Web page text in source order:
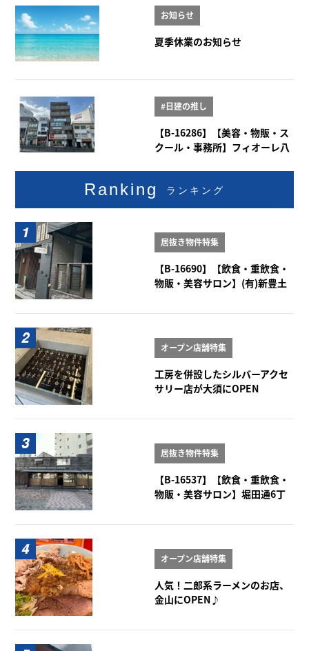
お知らせ
夏季休業のお知らせ
#日建の推し
【B-16286】【美容・物販・ス
クール・事務所】フィオーレ八
Ranking ランキング
居抜き物件特集
【B-16690】【飲食・重飲食・
物販・美容サロン】(有)新豊土
オープン店舗特集
工房を併設したシルバーアクセ
サリー店が大須にOPEN
居抜き物件特集
【B-16537】【飲食・重飲食・
物販・美容サロン】堀田通6丁
オープン店舗特集
人気！二郎系ラーメンのお店、
金山にOPEN♪